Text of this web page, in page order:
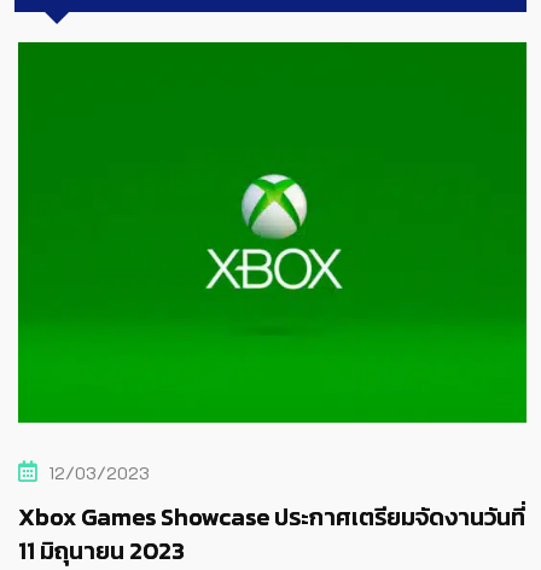
12/03/2023
Xbox Games Showcase ประกาศเตรียมจัดงานวันที่
11 มิถุนายน 2023